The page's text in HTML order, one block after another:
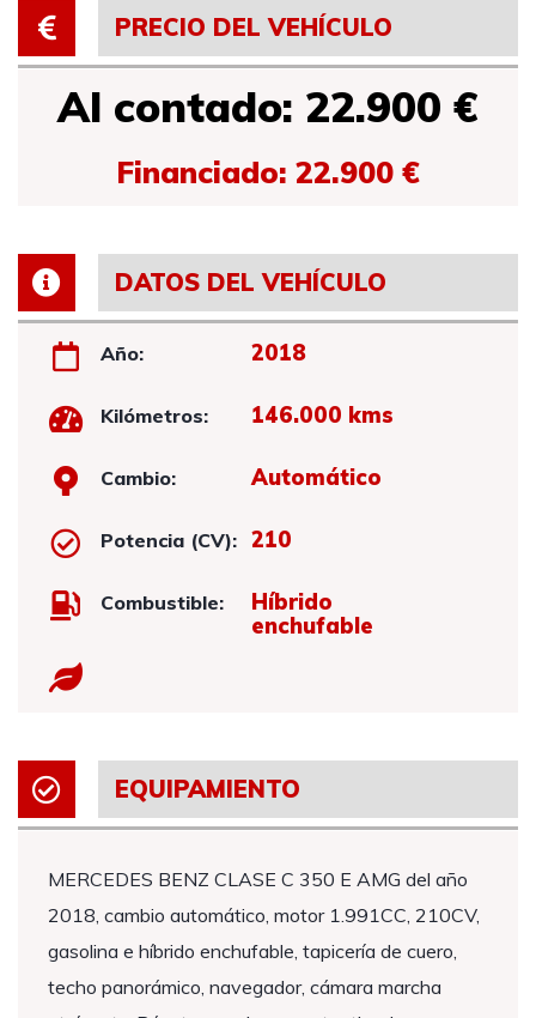
PRECIO DEL VEHÍCULO
Al contado: 22.900 €
Financiado: 22.900 €
DATOS DEL VEHÍCULO
Año: 2018
Kilómetros: 146.000 kms
Cambio: Automático
Potencia (CV): 210
Combustible:
Híbrido
enchufable
EQUIPAMIENTO
MERCEDES BENZ CLASE C 350 E AMG del año
2018, cambio automático, motor 1.991CC, 210CV,
gasolina e híbrido enchufable, tapicería de cuero,
techo panorámico, navegador, cámara marcha